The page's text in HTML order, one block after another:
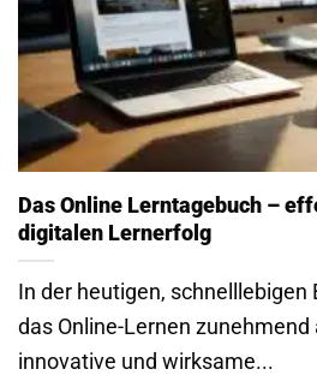
Das Online Lerntagebuch –
digitalen Lernerfolg
In der heutigen,
das Online-Lernen zunehmend
innovative und wirksame...